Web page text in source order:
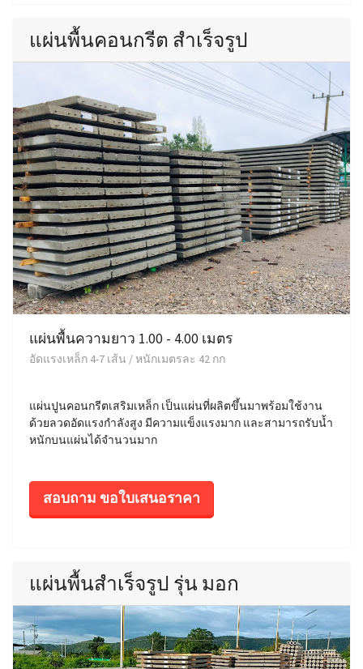
แผ่นพื้นคอนกรีต สำเร็จรูป
แผ่นพื้นความยาว 1.00 - 4.00 เมตร
อัดแรงเหล็ก 4-7 เส้น / หนักเมตรละ 42 กก
แผ่นปูนคอนกรีตเสริมเหล็ก เป็นแผ่นที่ผลิตขึ้นมาพร้อมใช้งาน
ด้วยลวดอัดแรงกำลังสูง มีความแข็งแรงมาก และสามารถรับน้ำ
หนักบนแผ่นได้จำนวนมาก
สอบถาม ขอใบเสนอราคา
แผ่นพื้นสำเร็จรูป รุ่น มอก